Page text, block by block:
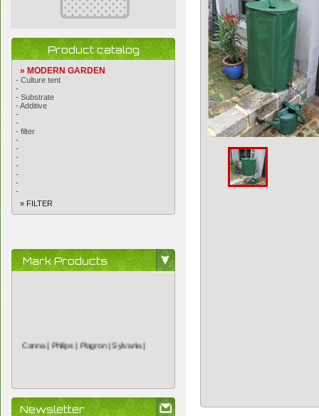
Product catalog
» MODERN GARDEN
- Culture tent
-
- Substrate
- Additive
-
-
- filter
-
-
-
-
-
-
-
» FILTER
Mark Products
Newsletter